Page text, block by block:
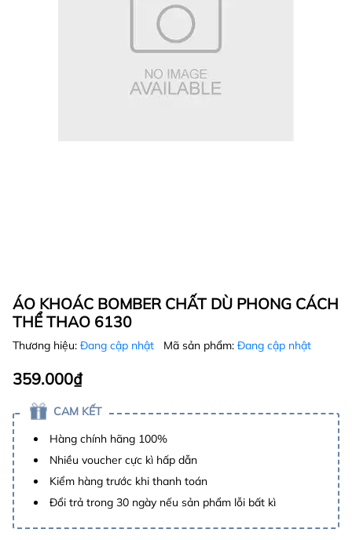
ÁO KHOÁC BOMBER CHẤT DÙ PHONG CÁCH
THỂ THAO 6130
Thương hiệu: Đang cập nhật Mã sản phẩm: Đang cập nhật
359.000₫
CAM KẾT
Hàng chính hãng 100%
Nhiều voucher cực kì hấp dẫn
Kiểm hàng trước khi thanh toán
Đổi trả trong 30 ngày nếu sản phẩm lỗi bất kì